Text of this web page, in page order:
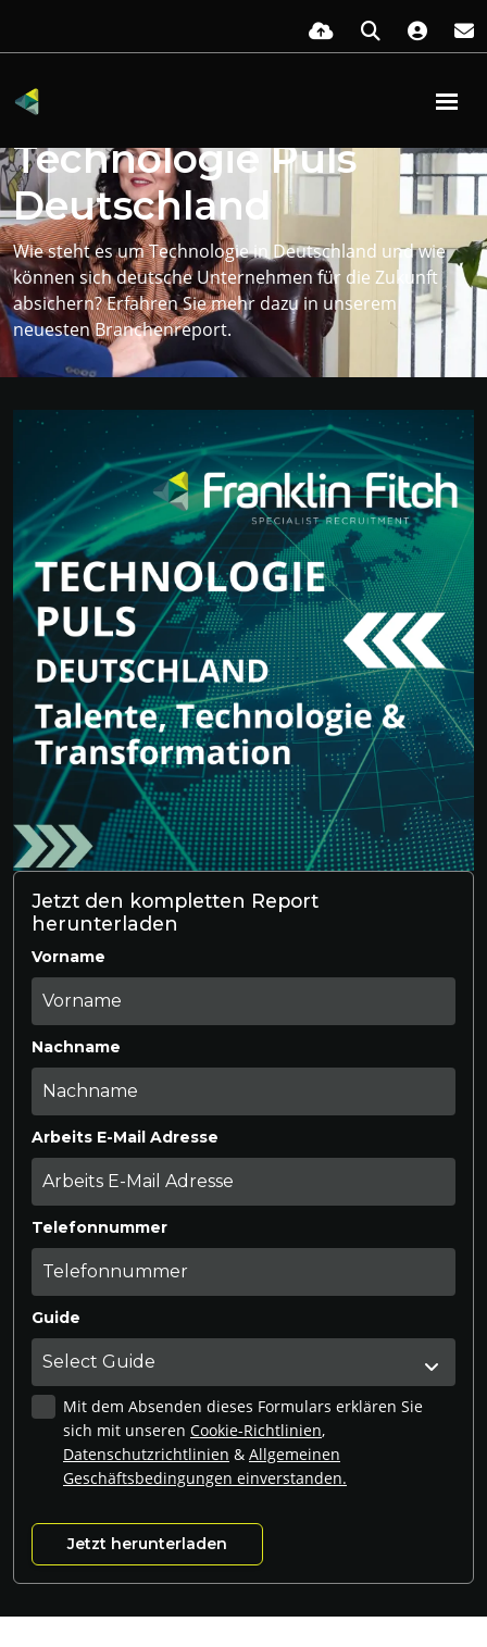
Benchmarken Sie Ihr Unternehmen
Technologie Puls
Deutschland
Wie steht es um Technologie in Deutschland und wie
können sich deutsche Unternehmen für die Zukunft
absichern? Erfahren Sie mehr dazu in unserem
neuesten Branchenreport.
Jetzt den kompletten Report
herunterladen
Vorname
Nachname
Arbeits E-Mail Adresse
Telefonnummer
Guide
Mit dem Absenden dieses Formulars erklären Sie
sich mit unseren Cookie-Richtlinien,
Datenschutzrichtlinien & Allgemeinen
Geschäftsbedingungen einverstanden.